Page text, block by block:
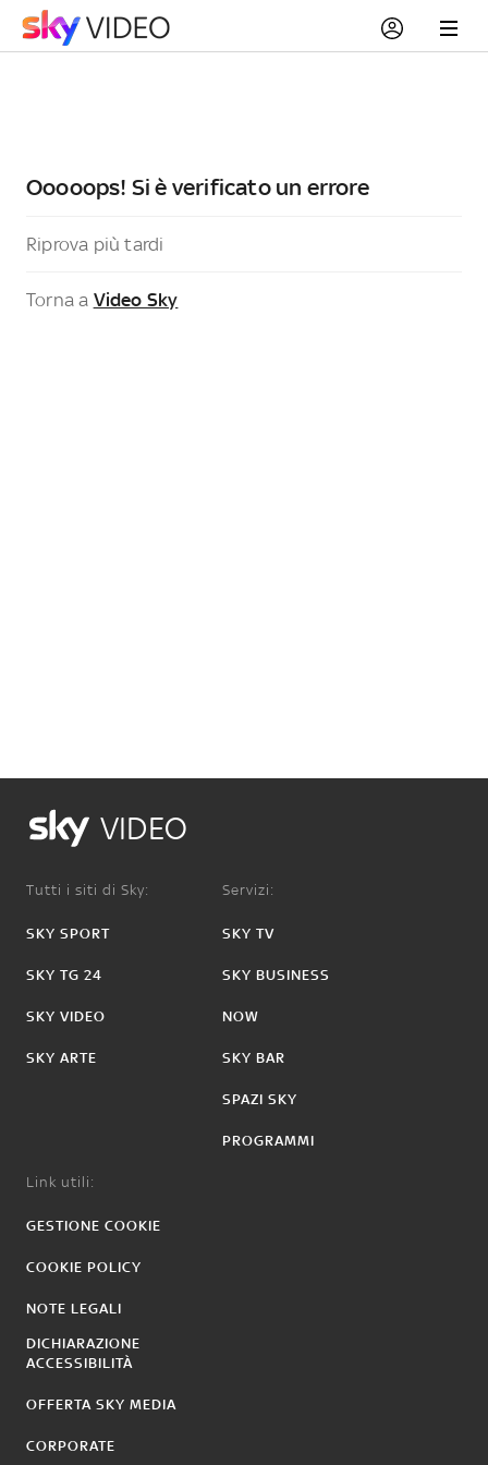
Ooooops! Si è verificato un errore
Riprova più tardi
Torna a Video Sky
VIDEO
Tutti i siti di Sky:
SKY SPORT
SKY TG 24
SKY VIDEO
SKY ARTE
Servizi:
SKY TV
SKY BUSINESS
NOW
SKY BAR
SPAZI SKY
PROGRAMMI
Link utili:
GESTIONE COOKIE
COOKIE POLICY
NOTE LEGALI
DICHIARAZIONE
ACCESSIBILITÀ
OFFERTA SKY MEDIA
CORPORATE